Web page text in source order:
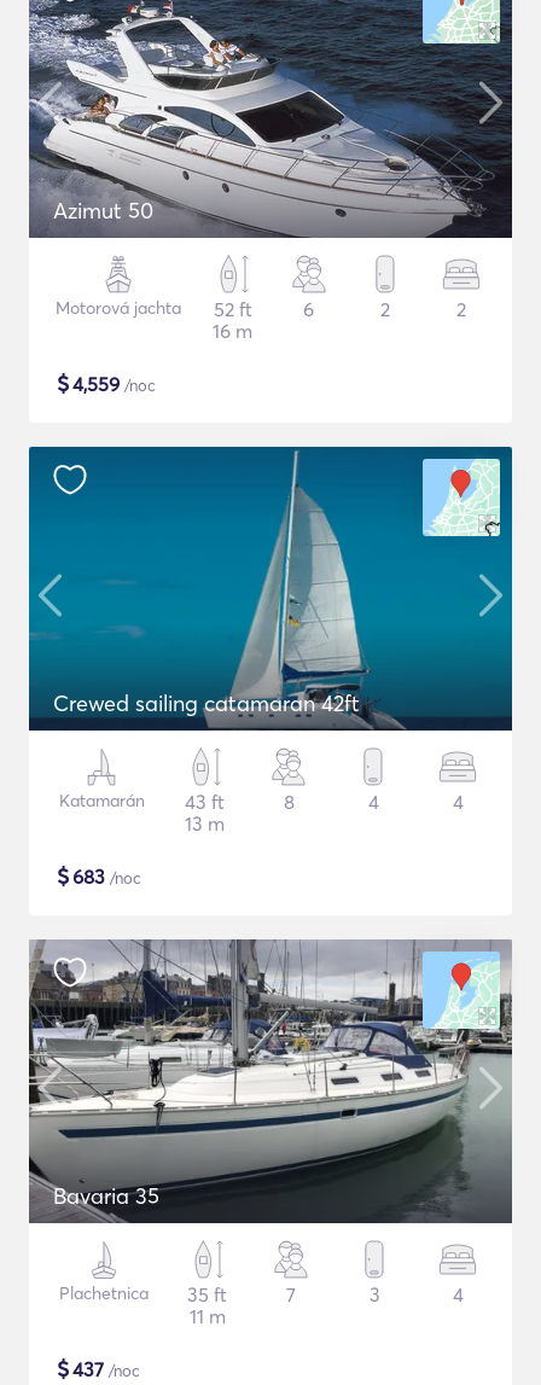
Azimut 50
Motorová jachta
52 ft
16 m
6 2 2
$4,559 /noc
Crewed sailing catamaran 42ft
Katamarán
43 ft
13 m
8 4 4
$683 /noc
Bavaria 35
Plachetnica
35 ft
11 m
7 3 4
$437 /noc